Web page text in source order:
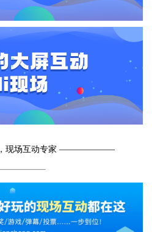
，现场互动专家 ——————–